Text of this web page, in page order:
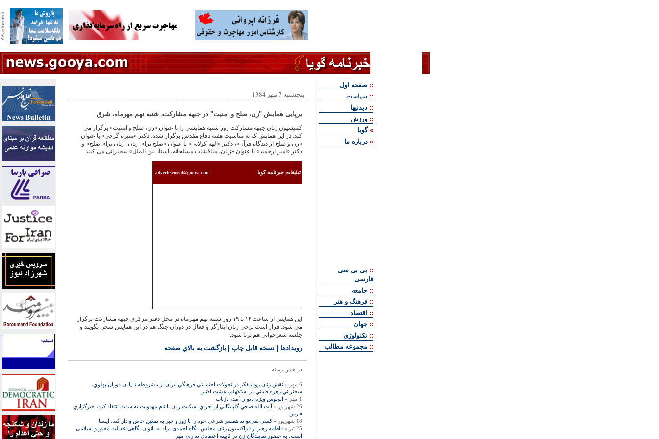
پنجشنبه 7 مهر 1384
برپايى همايش "زن، صلح و امنيت" در جبهه مشاركت، شنبه نهم مهرماه، شرق
كميسيون زنان جبهه مشاركت روز شنبه همايشى را با عنوان «زن، صلح و امنيت» برگزار مى
كند. در اين همايش كه به مناسبت هفته دفاع مقدس برگزار شده، دكتر «منيره گرجى» با عنوان
«زن و صلح از ديدگاه قرآن»، دكتر «الهه كولايى» با عنوان «صلح براى زنان، زنان براى صلح» و
دكتر «امير ارجمند» با عنوان «زنان، مناقشات مسلحانه، اسناد بين الملل» سخنرانى مى كنند.
تبليغات خبرنامه گويا advertisement@gooya.com
اين همايش از ساعت ۱۶ تا ۱۹ روز شنبه نهم مهرماه در محل دفتر مركزى جبهه مشاركت برگزار
مى شود. قرار است برخى زنان ايثارگر و فعال در دوران جنگ هم در اين همايش سخن بگويند و
جلسه شعرخوانى هم برپا شود.
رويدادها نسخه قابل چاپ بازگشت به بالاي صفحه
در همين زمينه:
6 مهر »
نقش زنان روشنفكر در تحولات اجتماعي فرهنگي ايران از مشروطه تا پايان دوران پهلوي،
سخنراني زهره قاييني در استکهلم، هشت اکتبر
1 مهر »
اتوبوس ويژه بانوان آمد، بازتاب
26 شهریور »
آيت الله صافي گلپايگاني از اجراي اسكيت زنان با نام مهدويت به شدت انتقاد كرد، خبرگزاري
فارس
18 شهریور »
كسي نمي‌تواند همسر شرعي خود را با زور و جبر به تمكين خاص وادار كند، ايسنا
25 تیر »
فاطمه رهبر از فراکسیون زنان مجلس: نگاه احمدی نژاد به بانوان نگاهی عدالت محور و اسلامی
است، به حضور نمایندگان زن در کابینه اعتقادی ندارم، مهر
:: صفحه اول
:: سياست
:: ديدنيها
:: ورزش
»گويا
» درباره ما
:: بی بی سی
فارسی
:: جامعه
:: فرهنگ و هنر
:: اقتصاد
:: جهان
:: تکنولوژی
:: مجموعه مطالب